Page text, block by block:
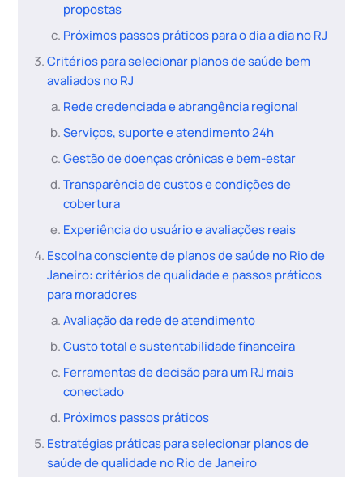
propostas
Próximos passos práticos para o dia a dia no RJ
Critérios para selecionar planos de saúde bem
avaliados no RJ
Rede credenciada e abrangência regional
Serviços, suporte e atendimento 24h
Gestão de doenças crônicas e bem-estar
Transparência de custos e condições de
cobertura
Experiência do usuário e avaliações reais
Escolha consciente de planos de saúde no Rio de
Janeiro: critérios de qualidade e passos práticos
para moradores
Avaliação da rede de atendimento
Custo total e sustentabilidade financeira
Ferramentas de decisão para um RJ mais
conectado
Próximos passos práticos
Estratégias práticas para selecionar planos de
saúde de qualidade no Rio de Janeiro